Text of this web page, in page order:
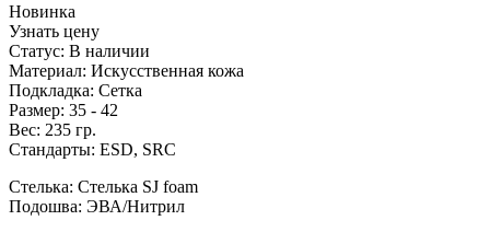
Новинка
Узнать цену
Статус: В наличии
Материал: Искусственная кожа
Подкладка: Сетка
Размер: 35 - 42
Вес: 235 гр.
Стандарты: ESD, SRC
Стелька: Стелька SJ foam
Подошва: ЭВА/Нитрил